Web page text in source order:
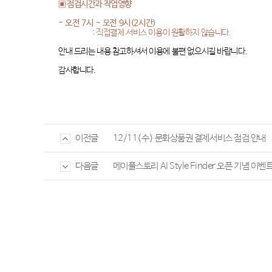
▣ 점검시간과 작업영향
-오전 7시 ~ 오전 9시 (2시간)
:직접결제 서비스 이용이 원활하지 않습니다.
안내 드리는 내용 참고하셔서 이용에 불편 없으시길 바랍니다.
감사합니다.
이전글 12/11(수) 문화상품권 결제서비스 점검 안내
다음글 메이플스토리 AI Style Finder 오픈 기념 이벤